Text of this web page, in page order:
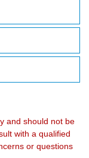
and should not be
with a qualified
or questions